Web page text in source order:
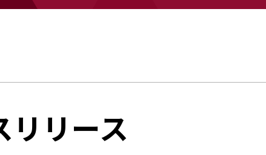
リース